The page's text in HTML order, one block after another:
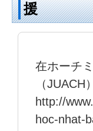
援
在ホーチ
（JUACH
http://
hoc-nhat-